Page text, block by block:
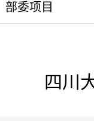
部委项目
四川